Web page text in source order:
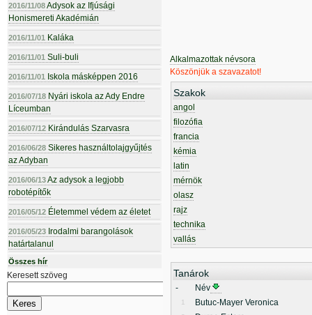
2016/11/08Adysok az Ifjúsági
Honismereti Akadémián
2016/11/01 Kaláka
2016/11/01 Suli-buli
2016/11/01 Iskola másképpen 2016
2016/07/18 Nyári iskola az Ady Endre
Líceumban
2016/07/12 Kirándulás Szarvasra
2016/06/28 Sikeres használtolajgyűjtés
az Adyban
2016/06/13Az adysok a legjobb
robotépítők
2016/05/12 Életemmel védem az életet
2016/05/23 Irodalmi barangolások
határtalanul
Összes hír
Keresett szöveg
Alkalmazottak névsora
Köszönjük a szavazatot!
Szakok
angol
filozófia
francia
kémia
latin
mérnök
olasz
rajz
technika
vallás
Tanárok
- Név
1 Butuc-Mayer Veronica